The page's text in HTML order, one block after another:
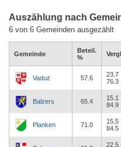
Auszählung nach
6 von 6 Gemeinden ausgezählt
Gemeinde
Beteil.
%
Vaduz 57.6
23.7
76.3
Balzers 65.4
15.1
84.9
Planken 71.0
15.5
84.5
22.5